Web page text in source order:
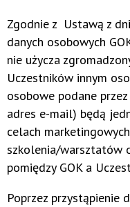
Zgodnie z Ustawą z
danych osobowych
nie użycza
Uczestników innym
osobowe podane
adres e-mail) będą
celach
szkolenia/warsztatów
pomiędzy GOK a
Poprzez przystąpienie